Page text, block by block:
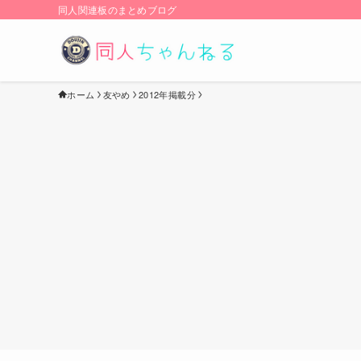
同人関連板のまとめブログ
ホーム 友やめ 2012年掲載分